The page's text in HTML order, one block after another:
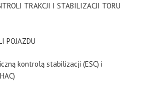
TRAKCJI I STABILIZACJI TORU
POJAZDU
kontrolą stabilizacji (ESC) i